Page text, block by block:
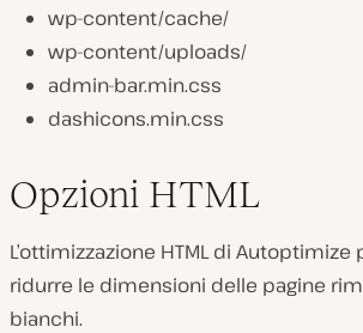
wp-content/cache/
wp-content/uploads/
admin-bar.min.css
dashicons.min.css
Opzioni HTML
L’ottimizzazione HTML di Autoptimize
ridurre le dimensioni delle pagine
bianchi.